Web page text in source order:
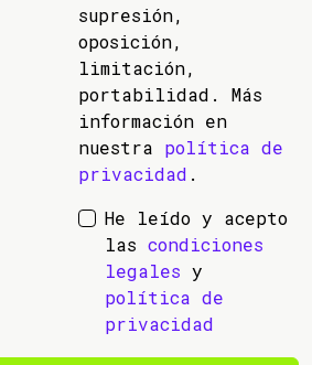
supresión,
oposición,
limitación,
portabilidad. Más
información en
nuestra política de
privacidad .
He leído y acepto
las condiciones
legales y
política de
privacidad